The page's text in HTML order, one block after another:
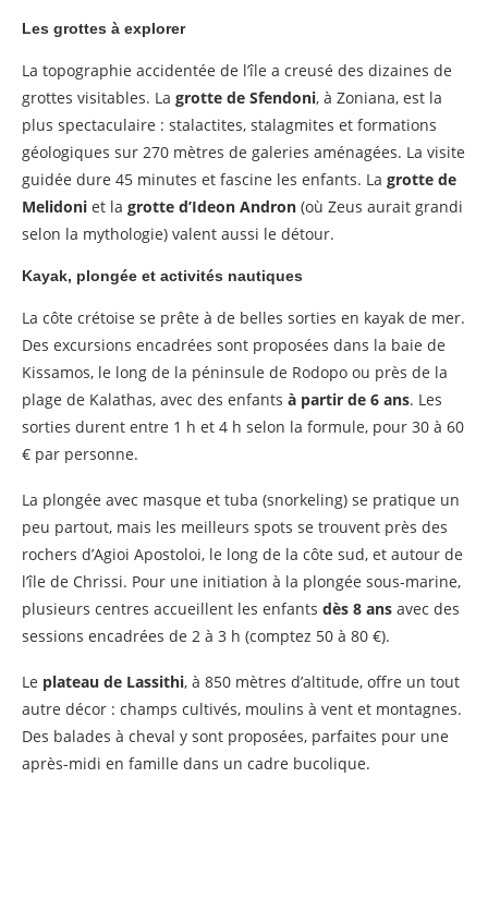
Les grottes à explorer
La topographie accidentée de l’île a creusé des dizaines de
grottes visitables. La grotte de Sfendoni, à Zoniana, est la
plus spectaculaire : stalactites, stalagmites et formations
géologiques sur 270 mètres de galeries aménagées. La visite
guidée dure 45 minutes et fascine les enfants. La grotte de
Melidoni et la grotte d’Ideon Andron (où Zeus aurait grandi
selon la mythologie) valent aussi le détour.
Kayak, plongée et activités nautiques
La côte crétoise se prête à de belles sorties en kayak de mer.
Des excursions encadrées sont proposées dans la baie de
Kissamos, le long de la péninsule de Rodopo ou près de la
plage de Kalathas, avec des enfants à partir de 6 ans. Les
sorties durent entre 1 h et 4 h selon la formule, pour 30 à 60
€ par personne.
La plongée avec masque et tuba (snorkeling) se pratique un
peu partout, mais les meilleurs spots se trouvent près des
rochers d’Agioi Apostoloi, le long de la côte sud, et autour de
l’île de Chrissi. Pour une initiation à la plongée sous-marine,
plusieurs centres accueillent les enfants dès 8 ans avec des
sessions encadrées de 2 à 3 h (comptez 50 à 80 €).
Le plateau de Lassithi, à 850 mètres d’altitude, offre un tout
autre décor : champs cultivés, moulins à vent et montagnes.
Des balades à cheval y sont proposées, parfaites pour une
après-midi en famille dans un cadre bucolique.